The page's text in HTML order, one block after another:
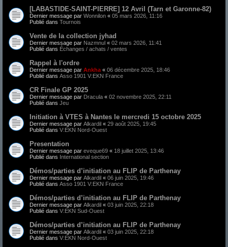
[LABASTIDE-SAINT-PIERRE] 12 Avril (Tarn et Garonne-82)
Dernier message par Wonnilon « 05 mars 2026, 11:16
Publié dans Tournois
Vente de la collection jyhad
Dernier message par Nazmnul « 02 mars 2026, 11:41
Publié dans Échanges / achats / ventes
Rappel à l'ordre
Dernier message par Ankha « 06 décembre 2025, 18:46
Publié dans Asso 1901 V:EKN France
CR Finale GP 2025
Dernier message par Dracula « 02 novembre 2025, 22:11
Publié dans Jeu
Initiation à VTES à Nantes le mercredi 15 octobre 2025
Dernier message par Alkardil « 29 août 2025, 19:45
Publié dans V:EKN Nord-Ouest
Presentation
Dernier message par eveque69 « 18 juillet 2025, 13:46
Publié dans International section
Démos/parties d’initiation au FLIP de Parthenay
Dernier message par Alkardil « 06 juin 2025, 19:46
Publié dans Asso 1901 V:EKN France
Démos/parties d’initiation au FLIP de Parthenay
Dernier message par Alkardil « 03 juin 2025, 22:18
Publié dans V:EKN Sud-Ouest
Démos/parties d’initiation au FLIP de Parthenay
Dernier message par Alkardil « 03 juin 2025, 22:18
Publié dans V:EKN Nord-Ouest